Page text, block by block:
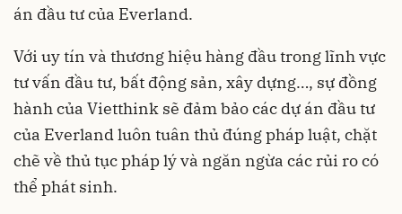
án đầu tư của Everland.
Với uy tín và thương hiệu hàng đầu trong lĩnh vực
tư vấn đầu tư, bất động sản, xây dựng…, sự đồng
hành của Vietthink sẽ đảm bảo các dự án đầu tư
của Everland luôn tuân thủ đúng pháp luật, chặt
chẽ về thủ tục pháp lý và ngăn ngừa các rủi ro có
thể phát sinh.